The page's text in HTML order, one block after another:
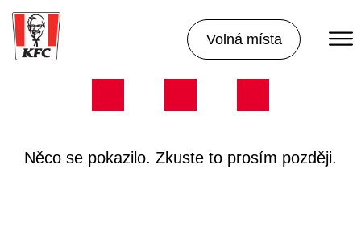
Volná místa
Něco se pokazilo. Zkuste to prosím později.